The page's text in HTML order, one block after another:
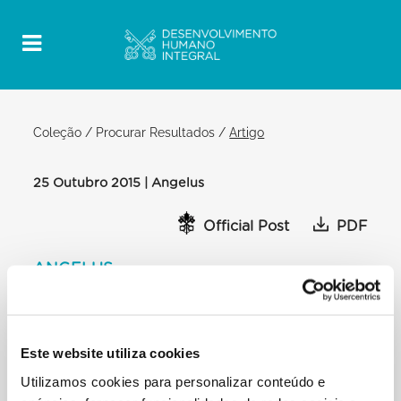
Este website utiliza cookies
Utilizamos cookies para personalizar conteúdo e
Coleção / Procurar Resultados /Artigo
25 Outubro 2015 | Angelus
Official Post PDF
ANGELUS
da Europa, uma realidade